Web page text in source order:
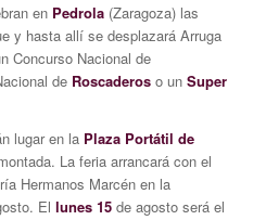
en Pedrola(Zaragoza) las
y hasta allí se desplazará Arruga
Concurso Nacional de
de Roscaderoso un Super
lugar en la Plaza Portátil de
La feria arrancará con el
Hermanos Marcén en la
El lunes 15de agosto será el